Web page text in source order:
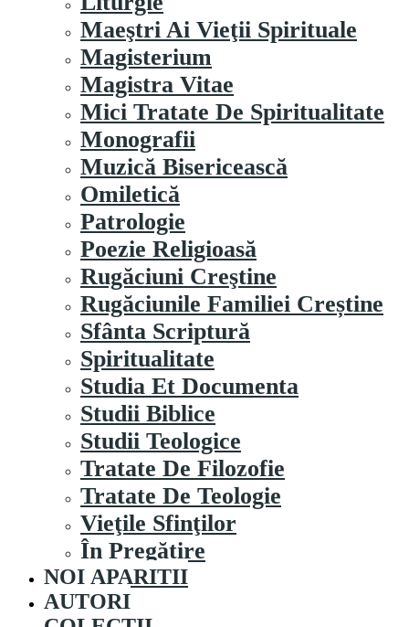
Maeştri Ai Vieţii Spirituale
Magisterium
Magistra Vitae
Mici Tratate De Spiritualitate
Monografii
Muzică Bisericească
Omiletică
Patrologie
Poezie Religioasă
Rugăciuni Creştine
Rugăciunile Familiei Creștine
Sfânta Scriptură
Spiritualitate
Studia Et Documenta
Studii Biblice
Studii Teologice
Tratate De Filozofie
Tratate De Teologie
Vieţile Sfinţilor
În Pregătire
NOI APARITII
AUTORI